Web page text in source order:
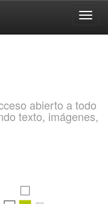
abierto a todo
texto, imágenes,